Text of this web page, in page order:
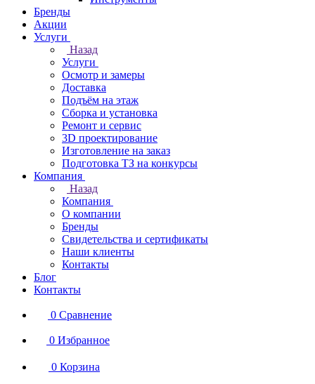
Бренды
Акции
Услуги
Назад
Услуги
Осмотр и замеры
Доставка
Подъём на этаж
Сборка и установка
Ремонт и сервис
3D проектирование
Изготовление на заказ
Подготовка ТЗ на конкурсы
Компания
Назад
Компания
О компании
Бренды
Свидетельства и сертификаты
Наши клиенты
Контакты
Блог
Контакты
0 Сравнение
0 Избранное
0 Корзина